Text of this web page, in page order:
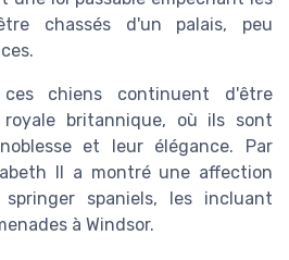
chassés d'un palais, peu
ces chiens continuent d'être
britannique, où ils sont
et leur élégance. Par
II a montré une affection
spaniels, les incluant
à Windsor.